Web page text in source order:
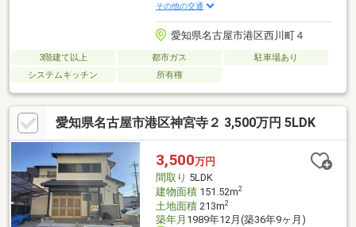
その他の交通
愛知県名古屋市港区西川町４
3階建て以上 都市ガス
駐車場あり
システムキッチン
所有権
愛知県名古屋市港区神宮寺２ 3,500万円 5LDK
3,500万円
間取り 5LDK
建物面積151.52m2
土地面積213m2
築年月 1989年12月(築36年9ヶ月)